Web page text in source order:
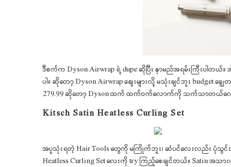
ဒီစက်က Dyson Airwrap ရဲ့ dupe ဆိုပြီး နာမည်အရမ်းကြီးပါတ
ပါ။ ဆိုတော့ Dyson Airwrap ဈေးများလို့ မသုံးချင်ဘူး budget ခ
279.99 ဆိုတော့ Dyson ထက် ထက်ဝက်လောက်ကို သက်သာတယ်လ
Kitsch Satin Heatless Curling Set
အပူသုံးရတဲ့ Hair Tools တွေကို မကြိုက်ဘူး၊ ဆံပင်လေးလည်း ပုံသွင်းခ
Heatless Curling Set လေးကို try ကြည့်စေချင်တယ်။